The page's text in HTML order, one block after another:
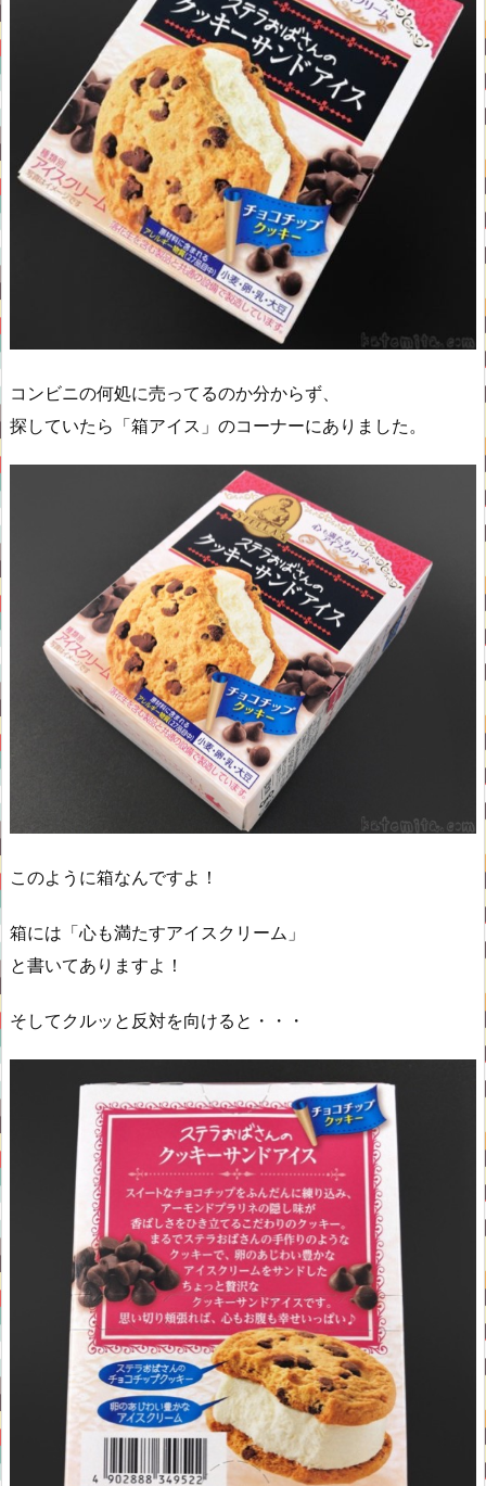
コンビニの何処に売ってるのか分からず、
探していたら「箱アイス」のコーナーにありました。
このように箱なんですよ！
箱には「心も満たすアイスクリーム」
と書いてありますよ！
そしてクルッと反対を向けると・・・